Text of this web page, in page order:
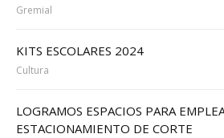
Gremial
KITS ESCOLARES 2024
Cultura
LOGRAMOS ESPACIOS PARA
ESTACIONAMIENTO DE CORTE